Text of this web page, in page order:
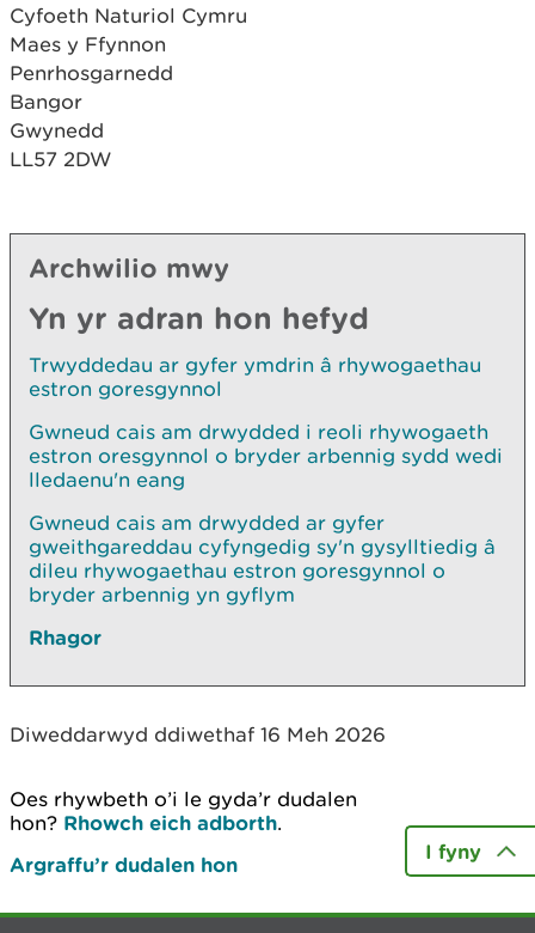
Cyfoeth Naturiol Cymru
Maes y Ffynnon
Penrhosgarnedd
Bangor
Gwynedd
LL57 2DW
Archwilio mwy
Yn yr adran hon hefyd
Trwyddedau ar gyfer ymdrin â rhywogaethau
estron goresgynnol
Gwneud cais am drwydded i reoli rhywogaeth
estron oresgynnol o bryder arbennig sydd wedi
lledaenu'n eang
Gwneud cais am drwydded ar gyfer
gweithgareddau cyfyngedig sy'n gysylltiedig â
dileu rhywogaethau estron goresgynnol o
bryder arbennig yn gyflym
Rhagor
Diweddarwyd ddiwethaf 16 Meh 2026
Oes rhywbeth o’i le gyda’r dudalen
hon? Rhowch eich adborth.
Argraffu’r dudalen hon
I fyny